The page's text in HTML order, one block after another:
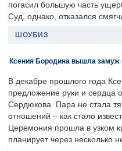
погасил большую часть
Суд, однако, отказался
ШОУБИЗ
Ксения Бородина вышла замуж
В декабре прошлого года
предложение руки и сердца
Сердюкова. Пара не стала
отношений – как стало
Церемония прошла в узком
планирует через несколько